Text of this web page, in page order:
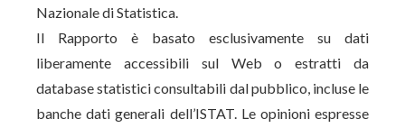
Nazionale di Statistica.
Il Rapporto è basato esclusivamente su dati
liberamente accessibili sul Web o estratti da
database statistici consultabili dal pubblico, incluse le
banche dati generali dell’ISTAT. Le opinioni espresse